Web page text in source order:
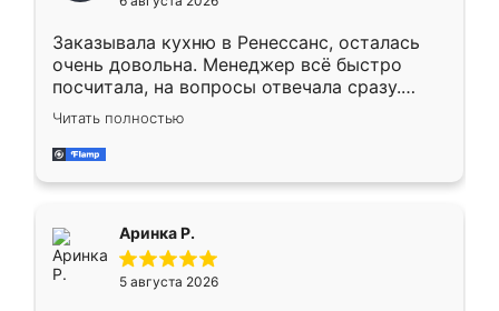
мебели буду заказывать только здесь.
Заказывала кухню в Ренессанс, осталась
очень довольна. Менеджер всё быстро
посчитала, на вопросы отвечала сразу.
Замерщик приехал в субботу, подошёл к
делу со всей ответственностью. Собрали
за день, ребята работали аккуратно, даже
Читать полностью
Аринка Р.
5 августа 2026